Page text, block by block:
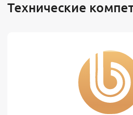
Технические